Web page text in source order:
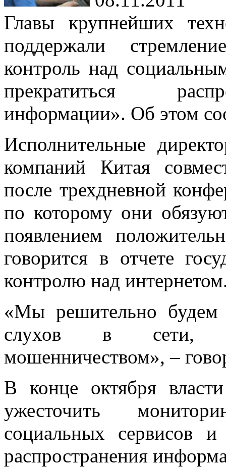
Главы крупнейших
поддержали
контроль над
прекратиться
информации». Об этом
Исполнительные
компаний Китая
после трехдневной
по которому они
появлением
говорится в отчете
контролю над
«Мы решительно будем
слухов в сети,
мошенничеством», –
В конце октября
ужесточить
социальных сервисов и
распространения